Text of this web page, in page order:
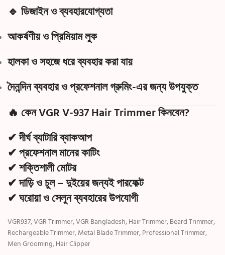
🔹 ডিজাইন ও ব্যবহারযোগ্যতা
আকর্ষণীয় ও প্রিমিয়াম লুক
হালকা ও সহজে ধরে ব্যবহার করা যায়
দৈনন্দিন ব্যবহার ও প্রফেশনাল গ্রুমিং-এর জন্য উপযুক্ত
🔥 কেন VGR V-937 Hair Trimmer কিনবেন?
✔ দীর্ঘ ব্যাটারি ব্যাকআপ
✔ প্রফেশনাল মানের কাটিং
✔ শক্তিশালী মোটর
✔ দাড়ি ও চুল – দুইয়ের জন্যই পারফেক্ট
✔ ঘরোয়া ও সেলুন ব্যবহারের উপযোগী
VGR937, VGR Trimmer, VGR Bangladesh, Hair Trimmer, Beard Trimmer,
Rechargeable Trimmer, Metal Blade Trimmer, Professional Trimmer,
Men Grooming, Hair Clipper